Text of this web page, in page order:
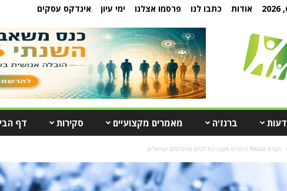
אודות כתבו לנו פרסמו אצלנו ימי עיון אינדקס עסקים
דעות ברנז'ה מאמרים מקצועיים סקירות דף
חברת Kioxia היפנית מעוניינת לגייס מהנדסים ישראלים